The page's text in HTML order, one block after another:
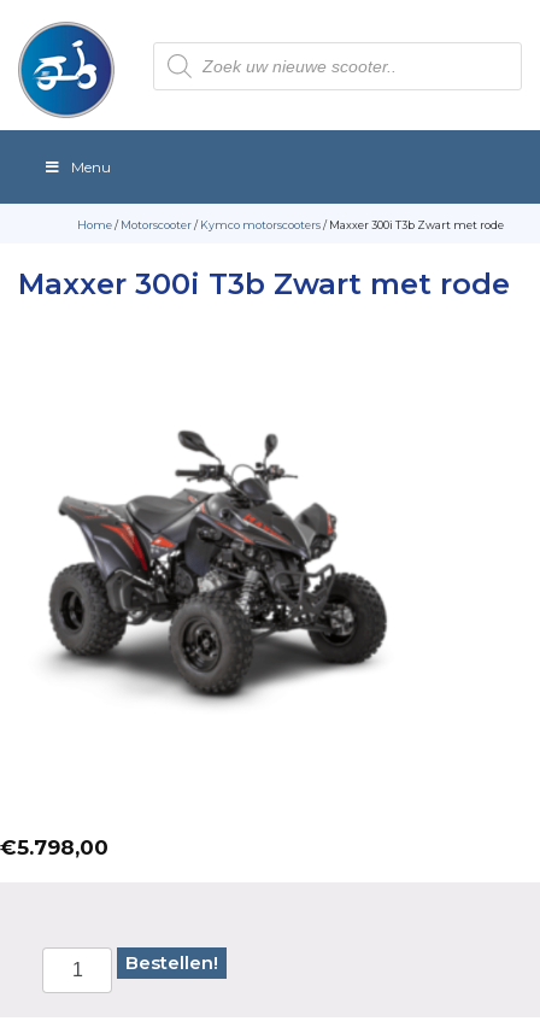
Producten
zoeken
Menu
Home/Motorscooter/Kymco motorscooters/ Maxxer 300i T3b Zwart met rode
Maxxer 300i T3b Zwart met rode
€5.798,00
Bestellen!